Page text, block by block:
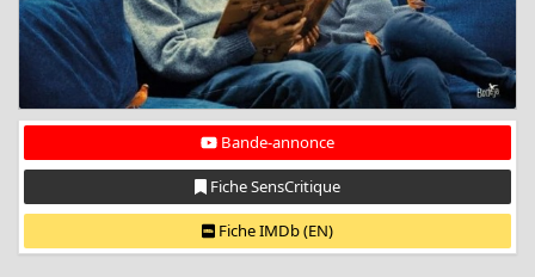
Bande-annonce
Fiche SensCritique
Fiche IMDb (EN)